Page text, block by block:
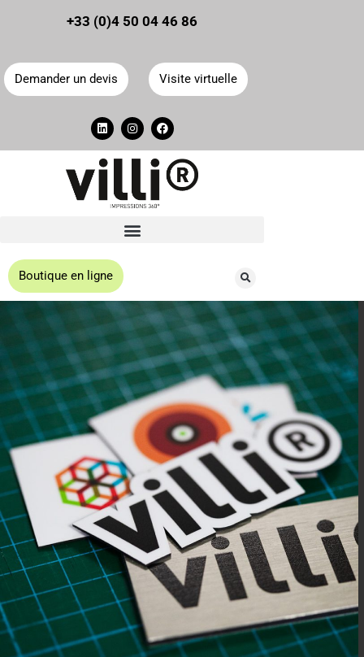
Panneau de gestion des cookies
+33 (0)4 50 04 46 86
Demander un devis Visite virtuelle
Boutique en ligne